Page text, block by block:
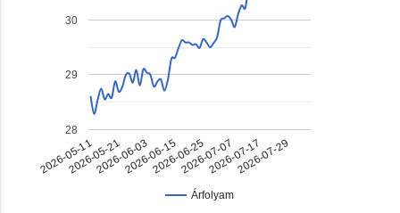
Árfolyam
2026-05-112026-05-212026-06-032026-06-152026-06-252026-07-072026-07-172026-07-29
28
29
30